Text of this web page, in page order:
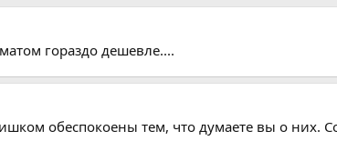
гораздо дешевле....
обеспокоены тем, что думаете вы о них.